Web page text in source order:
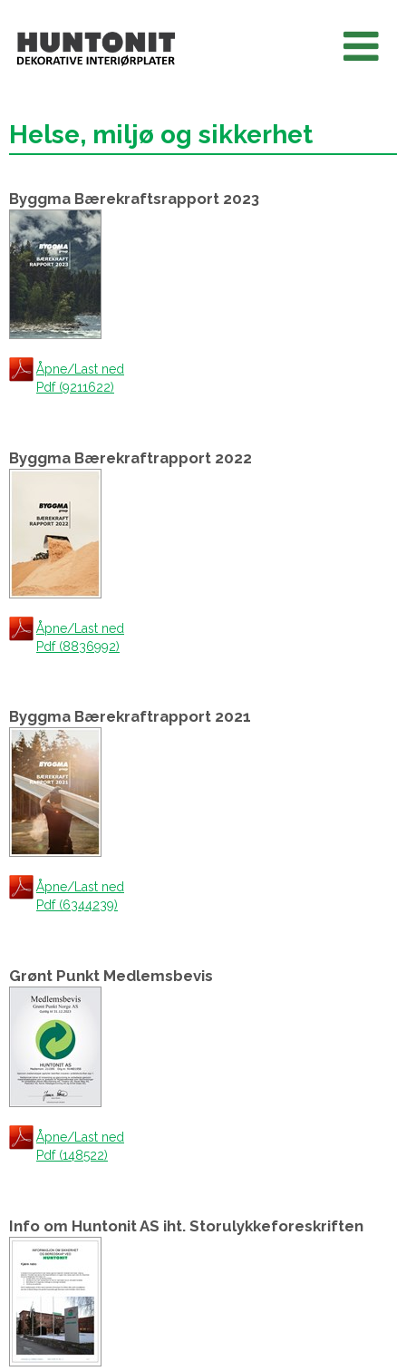
Helse, miljø og sikkerhet
Byggma Bærekraftsrapport 2023
Åpne/Last ned
Pdf (9211622)
Byggma Bærekraftrapport 2022
Åpne/Last ned
Pdf (8836992)
Byggma Bærekraftrapport 2021
Åpne/Last ned
Pdf (6344239)
Grønt Punkt Medlemsbevis
Åpne/Last ned
Pdf (148522)
Info om Huntonit AS iht. Storulykkeforeskriften